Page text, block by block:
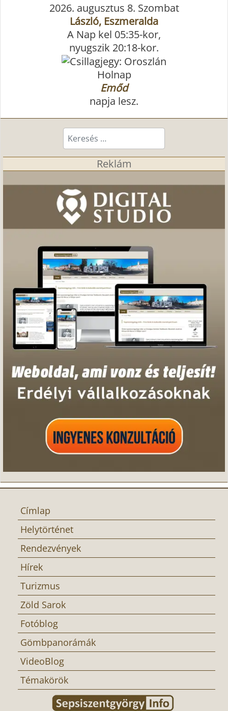
2026. augusztus 8. Szombat
László, Eszmeralda
A Nap kel 05:35-kor,
nyugszik 20:18-kor.
Holnap
Emőd
napja lesz.
Keresés...
Reklám
Címlap
Helytörténet
Rendezvények
Hírek
Turizmus
Zöld Sarok
Fotóblog
Gömbpanorámák
VideoBlog
Témakörök